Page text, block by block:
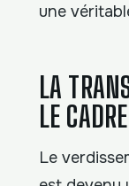
une
LA
LE
Le